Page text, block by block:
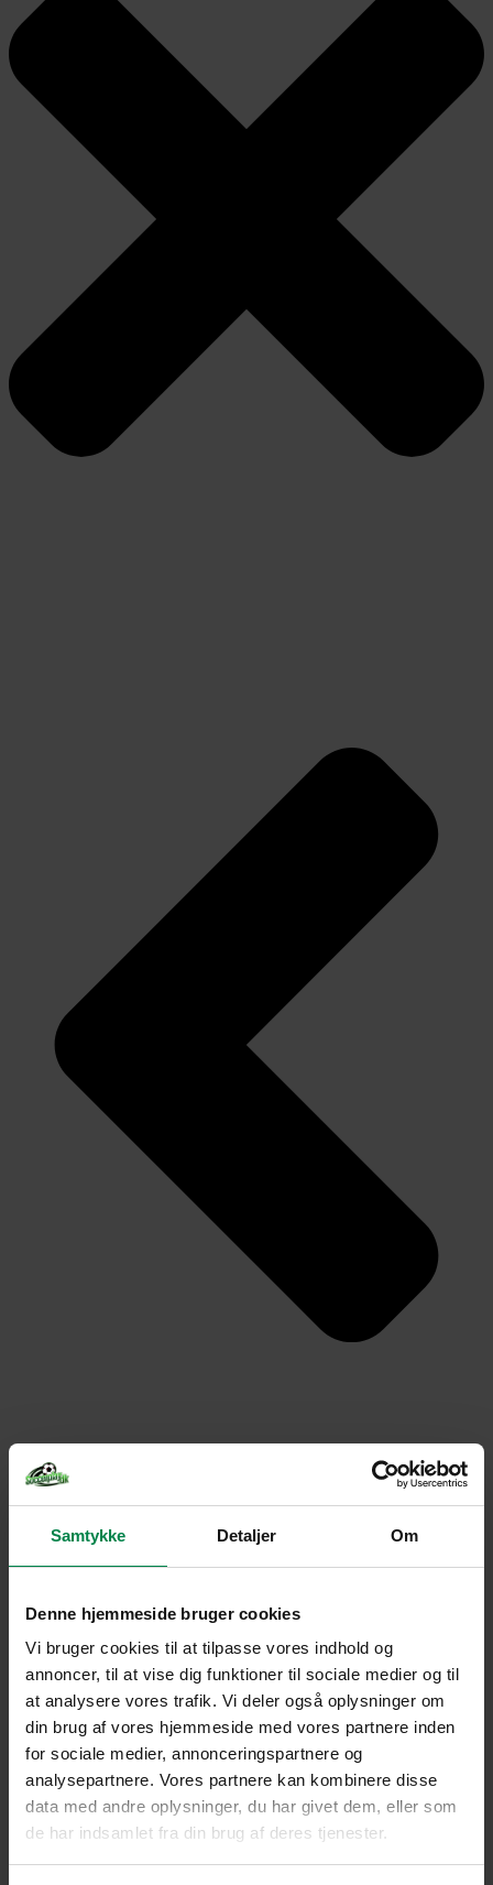
Samtykke Detaljer Om
Denne hjemmeside bruger cookies
Vi bruger cookies til at tilpasse vores indhold og
annoncer, til at vise dig funktioner til sociale medier og til
at analysere vores trafik. Vi deler også oplysninger om
din brug af vores hjemmeside med vores partnere inden
for sociale medier, annonceringspartnere og
analysepartnere. Vores partnere kan kombinere disse
data med andre oplysninger, du har givet dem, eller som
de har indsamlet fra din brug af deres tjenester.